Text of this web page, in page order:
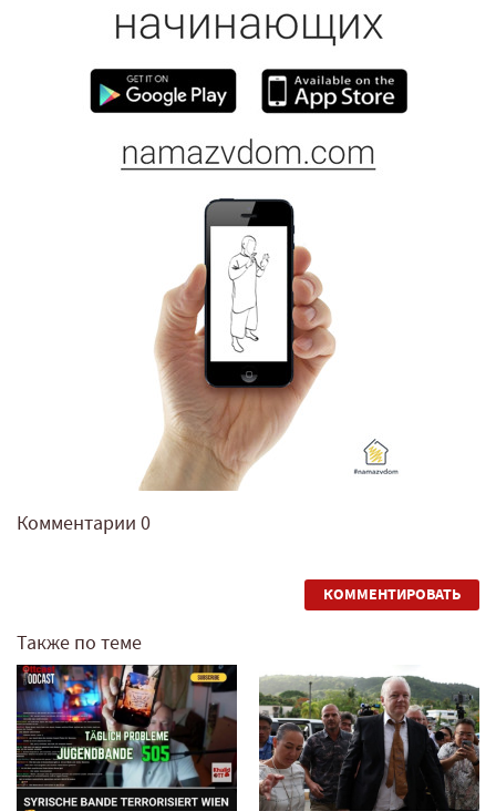
Комментарии 0
КОММЕНТИРОВАТЬ
Также по теме